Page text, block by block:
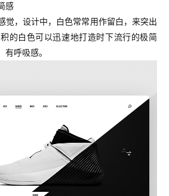
感
觉，设计中，白色常常用作留白，来突出
的白色可以迅速地打造时下流行的极简
呼吸感。